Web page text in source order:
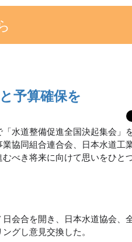
予算確保を
水道整備促進全国決起集会」
協同組合連合会、日本水道工
べき将来に向けて思いをひと
会合を開き、日本水道協会、
グし意見交換した。